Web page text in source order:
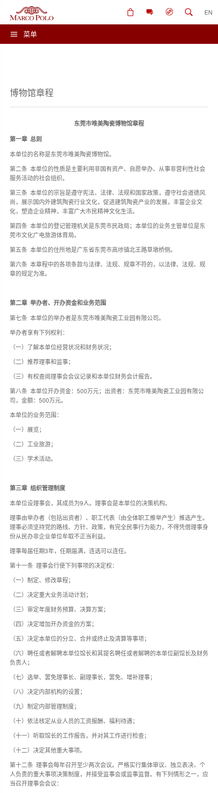
菜单
EN
博物馆章程
东莞市唯美陶瓷博物馆章程
第一章 总则
本单位的名称是东莞市唯美陶瓷博物馆。
第二条 本单位的性质是主要利用非国有资产、自愿举办、从事非营利性社会
服务活动的社会组织。
第三条 本单位的宗旨是遵守宪法、法律、法规和国家政策，遵守社会道德风
尚，展示国内外建筑陶瓷行业文化，促进建筑陶瓷产业的发展，丰富企业文
化，塑造企业精神，丰富广大市民精神文化生活。
第四条 本单位的登记管理机关是东莞市民政局；本单位的业务主管单位是东
莞市文化广电旅游体育局。
第五条 本单位的住所地是广东省东莞市高埗镇北王路草墩桥侧。
第六条 本章程中的各项条款与法律、法规、规章不符的，以法律、法规、规
章的规定为准。
第二章 举办者、开办资金和业务范围
第七条 本单位的举办者是东莞市唯美陶瓷工业园有限公司。
举办者享有下列权利：
（一）了解本单位经营状况和财务状况；
（二）推荐理事和监事；
（三）有权查阅理事会会议记录和本单位财务会计报告。
第八条 本单位开办资金：500万元；出资者：东莞市唯美陶瓷工业园有限公
司，金额：500万元。
本单位的业务范围：
（一）展览；
（二）工业旅游；
（三）学术活动。
第三章 组织管理制度
本单位设理事会，其成员为9人。理事会是本单位的决策机构。
理事由举办者（包括出资者）、职工代表（由全体职工推举产生）推选产生。
理事必须坚持党的路线、方针、政策，有完全民事行为能力，不得凭借理事身
份从民办非企业单位牟取不正当利益。
理事每届任期3年，任期届满，连选可以连任。
第十一条 理事会行使下列事项的决定权：
（一）制定、修改章程；
（二）决定重大业务活动计划；
（三）审定年度财务预算、决算方案；
（四）决定增加开办资金的方案；
（五）决定本单位的分立、合并或终止及清算等事项；
（六）聘任或者解聘本单位馆长和其提名聘任或者解聘的本单位副馆长及财务
负责人；
（七）选举、罢免理事长、副理事长，罢免、增补理事；
（八）决定内部机构的设置；
（九）制定内部管理制度；
（十）依法核定从业人员的工资报酬、福利待遇；
（十一）听取馆长的工作报告，并对其工作进行检查；
（十二）决定其他重大事项。
第十二条 理事会每年召开至少两次会议。严格实行集体审议、独立表决、个
人负责的重大事项决策制度，并接受监事会或监事监督。有下列情形之一，应
当召开理事会会议：